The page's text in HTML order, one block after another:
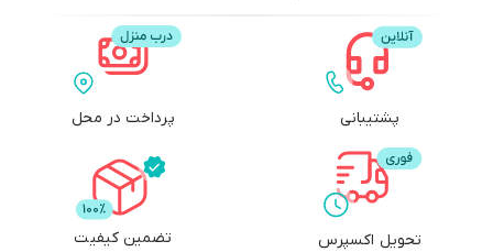
پشتیبانی پرداخت در محل
تحویل اکسپرس تضمین کیفیت